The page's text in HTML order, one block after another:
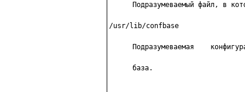
Подразумеваемый файл, в
/usr/lib/confbase
Подразумеваемая
база.